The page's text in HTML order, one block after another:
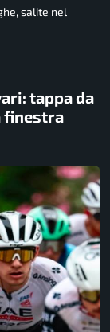
salite nel
tappa da
finestra